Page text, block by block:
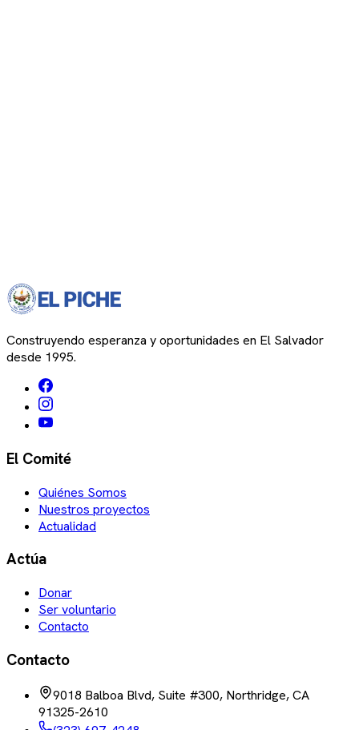
Construyendo esperanza y oportunidades en El Salvador
desde 1995.
El Comité
Quiénes Somos
Nuestros proyectos
Actualidad
Actúa
Donar
Ser voluntario
Contacto
Contacto
9018 Balboa Blvd, Suite #300, Northridge, CA
91325-2610